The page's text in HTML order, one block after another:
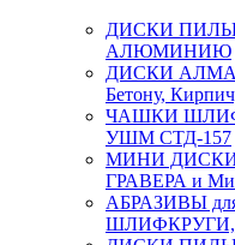
ДИСКИ
АЛЮМИНИЮ
ДИСКИ
Бетону,
ЧАШКИ
УШМ СТД-157
МИНИ ДИСКИ
ГРАВЕРА и
АБРАЗИВЫ